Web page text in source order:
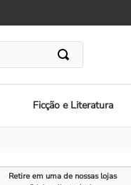
Ficção e Literatura
Retire em uma de nossas lojas